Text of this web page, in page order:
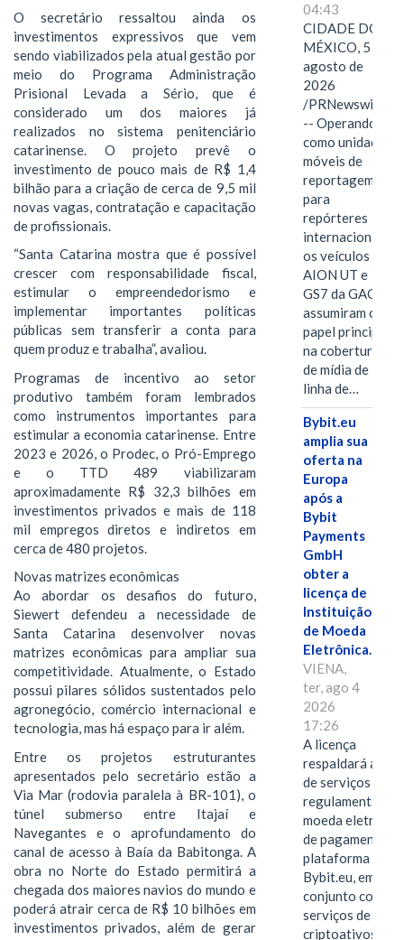
O secretário ressaltou ainda os
investimentos expressivos que vem
sendo viabilizados pela atual gestão por
meio do Programa Administração
Prisional Levada a Sério, que é
considerado um dos maiores já
realizados no sistema penitenciário
catarinense. O projeto prevê o
investimento de pouco mais de R$ 1,4
bilhão para a criação de cerca de 9,5 mil
novas vagas, contratação e capacitação
de profissionais.
“Santa Catarina mostra que é possível
crescer com responsabilidade fiscal,
estimular o empreendedorismo e
implementar importantes políticas
públicas sem transferir a conta para
quem produz e trabalha”, avaliou.
Programas de incentivo ao setor
produtivo também foram lembrados
como instrumentos importantes para
estimular a economia catarinense. Entre
2023 e 2026, o Prodec, o Pró-Emprego
e o TTD 489 viabilizaram
aproximadamente R$ 32,3 bilhões em
investimentos privados e mais de 118
mil empregos diretos e indiretos em
cerca de 480 projetos.
Novas matrizes econômicas
Ao abordar os desafios do futuro,
Siewert defendeu a necessidade de
Santa Catarina desenvolver novas
matrizes econômicas para ampliar sua
competitividade. Atualmente, o Estado
possui pilares sólidos sustentados pelo
agronegócio, comércio internacional e
tecnologia, mas há espaço para ir além.
Entre os projetos estruturantes
apresentados pelo secretário estão a
Via Mar (rodovia paralela à BR-101), o
túnel submerso entre Itajaí e
Navegantes e o aprofundamento do
canal de acesso à Baía da Babitonga. A
obra no Norte do Estado permitirá a
chegada dos maiores navios do mundo e
poderá atrair cerca de R$ 10 bilhões em
investimentos privados, além de gerar
04:43
CIDADE DO
MÉXICO, 5 de
agosto de
2026
/PRNewswire/
-- Operando
como unidades
móveis de
reportagem
para
repórteres
internacionais,
os veículos
AION UT e
GS7 da GAC
assumiram o
papel principal
na cobertura
de mídia de
linha de…
Bybit.eu
amplia sua
oferta na
Europa
após a
Bybit
Payments
GmbH
obter a
licença de
Instituição
de Moeda
Eletrônica.
VIENA,
ter, ago 4
2026
17:26
A licença
respaldará a
de serviços
regulamentados
moeda
de pagamentos
plataforma
Bybit.eu, em
conjunto com os
serviços de